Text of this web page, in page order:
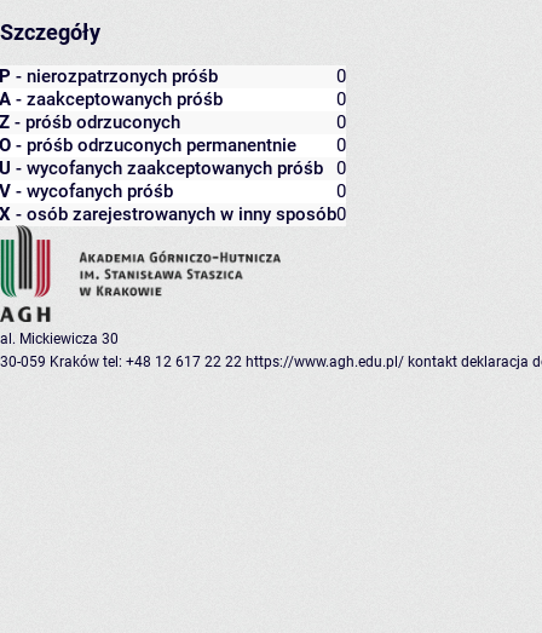
Szczegóły
P - nierozpatrzonych próśb
0
A - zaakceptowanych próśb
0
Z - próśb odrzuconych
0
O - próśb odrzuconych permanentnie
0
U - wycofanych zaakceptowanych próśb
0
V - wycofanych próśb
0
X - osób zarejestrowanych w inny sposób0
al. Mickiewicza 30
30-059 Kraków tel: +48 12 617 22 22 https://www.agh.edu.pl/ kontakt deklaracja